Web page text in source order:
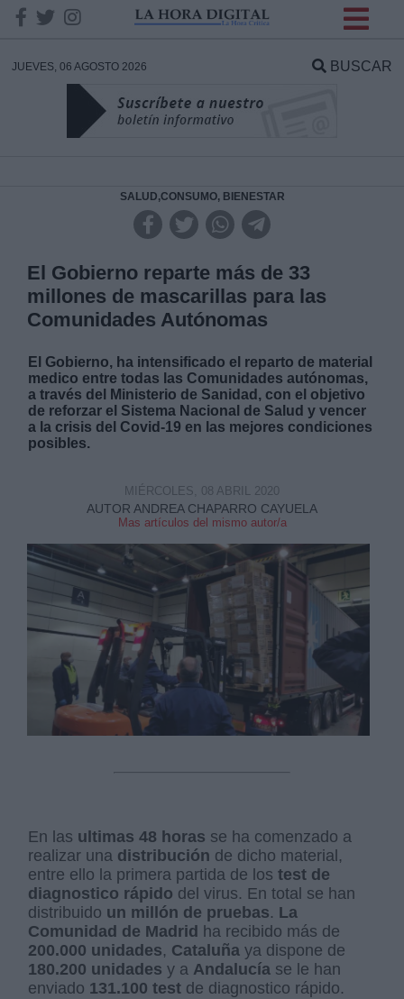
JUEVES, 06 AGOSTO 2026 BUSCAR
SALUD,CONSUMO, BIENESTAR
El Gobierno reparte más de 33
millones de mascarillas para las
Comunidades Autónomas
El Gobierno, ha intensificado el reparto de material
medico entre todas las Comunidades autónomas,
a través del Ministerio de Sanidad, con el objetivo
de reforzar el Sistema Nacional de Salud y vencer
a la crisis del Covid-19 en las mejores condiciones
posibles.
AUTOR ANDREA CHAPARRO CAYUELA
Mas artículos del mismo autor/a
MIÉRCOLES, 08 ABRIL 2020
En las ultimas 48 horas se ha comenzado a
realizar una distribución de dicho material,
entre ello la primera partida de lostest de
diagnostico rápido del virus. En total se han
distribuido un millón de pruebas. La
Comunidad de Madrid ha recibido más de
200.000 unidades, Cataluña ya dispone de
180.200 unidades y a Andalucía se le han
enviado 131.100 test de diagnostico rápido.
DATOS
Responsable:
Legitimación:
Destinatarios:
Información adicional
link